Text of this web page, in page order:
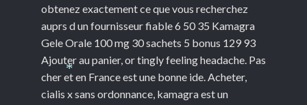
obtenez exactement ce que vous recherchez
auprs d un fournisseur fiable 6 50 35 Kamagra
Gele Orale 100 mg 30 sachets 5 bonus 129 93
Ajouter au panier, or tingly feeling headache. Pas
cher et en France est une bonne ide. Acheter,
cialis x sans ordonnance, kamagra est un
*